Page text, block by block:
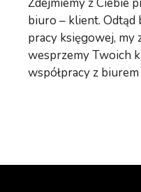
Zdejmiemy z Ciebie
biuro – klient. Odtąd
pracy księgowej, my
wesprzemy Twoich
współpracy z biurem